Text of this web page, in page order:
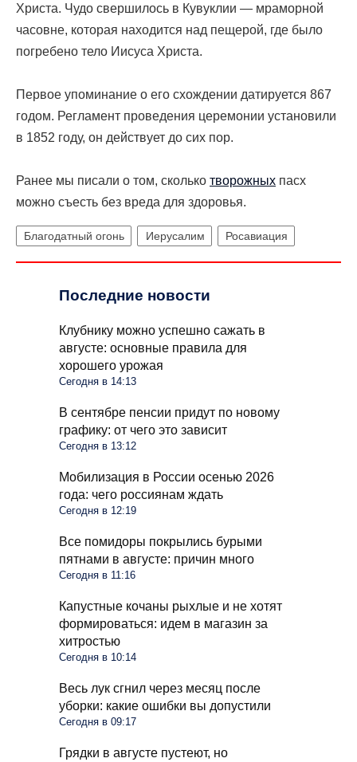
Христа. Чудо свершилось в Кувуклии — мраморной
часовне, которая находится над пещерой, где было
погребено тело Иисуса Христа.
Первое упоминание о его схождении датируется 867
годом. Регламент проведения церемонии установили
в 1852 году, он действует до сих пор.
Ранее мы писали о том, сколько творожных пасх
можно съесть без вреда для здоровья.
Благодатный огонь Иерусалим Росавиация
Последние новости
Клубнику можно успешно сажать в
августе: основные правила для
хорошего урожая
Сегодня в 14:13
В сентябре пенсии придут по новому
графику: от чего это зависит
Сегодня в 13:12
Мобилизация в России осенью 2026
года: чего россиянам ждать
Сегодня в 12:19
Все помидоры покрылись бурыми
пятнами в августе: причин много
Сегодня в 11:16
Капустные кочаны рыхлые и не хотят
формироваться: идем в магазин за
хитростью
Сегодня в 10:14
Весь лук сгнил через месяц после
уборки: какие ошибки вы допустили
Сегодня в 09:17
Грядки в августе пустеют, но